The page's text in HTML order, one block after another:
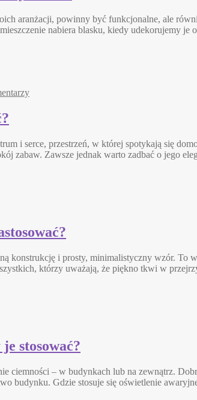
aranżacji, powinny być funkcjonalne, ale
nabiera blasku, kiedy udekorujemy
i serce, przestrzeń, w której spotykają się
zabaw. Zawsze jednak warto zadbać o jego
konstrukcję i prosty, minimalistyczny wzór. To
którzy uważają, że piękno tkwi w
stosować?
ciemności – w budynkach lub na zewnątrz.
budynku. Gdzie stosuje się oświetlenie